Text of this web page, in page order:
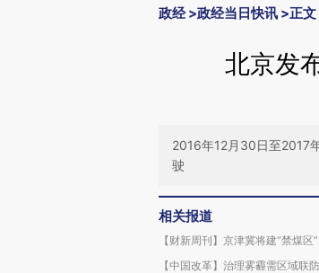
政经>政经当日快讯 >正文
北京发
2016年12月30日至2017
驶
相关报道
【财新周刊】京津冀将建“禁煤区”
【中国改革】治理雾霾需区域联